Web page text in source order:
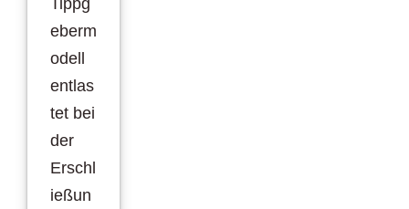
eberm
odell
entlas
tet bei
der
Erschl
ießun